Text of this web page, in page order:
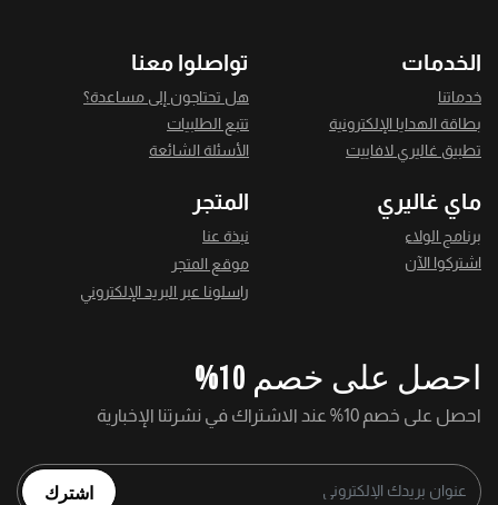
الخدمات
خدماتنا
بطاقة الهدايا الإلكترونية
تطبيق غاليري لافاييت
تواصلوا معنا
هل تحتاجون إلى مساعدة؟
تتبع الطلبيات
الأسئلة الشائعة
ماي غاليري
برنامج الولاء
اشتركوا الآن
المتجر
نبذة عنا
موقع المتجر
راسلونا عبر البريد الإلكتروني
احصل على خصم 10%
احصل على خصم 10% عند الاشتراك في نشرتنا الإخبارية
اشترك